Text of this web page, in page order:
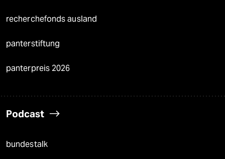
recherchefonds ausland
panterstiftung
panterpreis 2026
Podcast
bundestalk